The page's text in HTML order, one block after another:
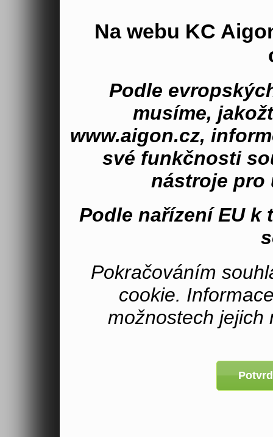
Na webu KC
Podle
musíme,
www.aigon.cz,
své funkčnosti
nástroje pro
Podle nařízení EU k
Pokračováním
cookie.
možnostech jejich